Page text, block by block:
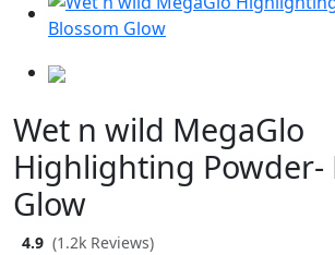
Wet n wild MegaGlo
Highlighting Powder-
Glow
4.9 (1.2k Reviews)